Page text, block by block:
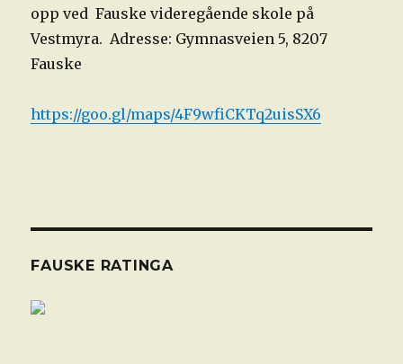
opp ved Fauske videregående skole på
Vestmyra. Adresse: Gymnasveien 5, 8207
Fauske
https://goo.gl/maps/4F9wfiCKTq2uisSX6
FAUSKE RATINGA